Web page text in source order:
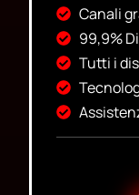
Canali
99,9%
Tutti i